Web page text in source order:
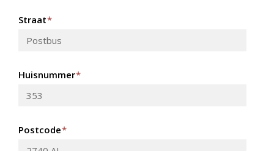
Straat*
Huisnummer*
Postcode*